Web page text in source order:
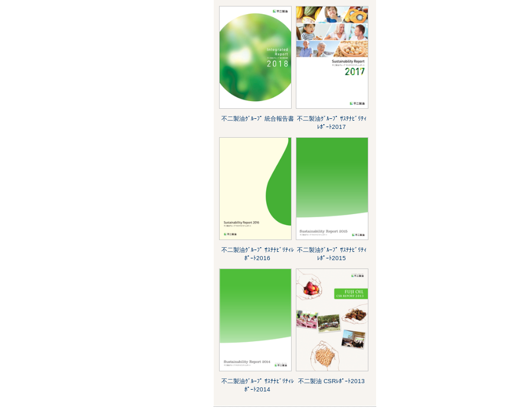
不二製油ｸﾞﾙｰﾌﾟ 統合報告書 不二製油ｸﾞﾙｰﾌﾟ ｻｽﾃﾅﾋﾞﾘﾃｨ
ﾚﾎﾟｰﾄ2017
不二製油ｸﾞﾙｰﾌﾟ ｻｽﾃﾅﾋﾞﾘﾃｨﾚ
ﾎﾟｰﾄ2016
不二製油ｸﾞﾙｰﾌﾟ ｻｽﾃﾅﾋﾞﾘﾃｨ
ﾚﾎﾟｰﾄ2015
不二製油ｸﾞﾙｰﾌﾟ ｻｽﾃﾅﾋﾞﾘﾃｨﾚ
ﾎﾟｰﾄ2014
不二製油 CSRﾚﾎﾟｰﾄ2013